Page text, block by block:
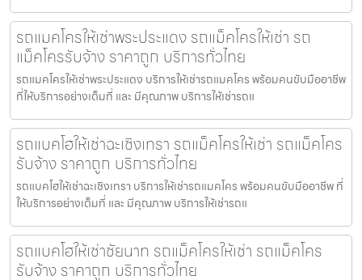
รถแมคโครให้เช่าพระประแดง รถแม็คโครให้เช่า รถ
แม็คโครรับจ้าง ราคาถูก บริการทั่วไทย
รถแมคโครให้เช่าพระประแดง บริการให้เช่ารถแมคโคร พร้อมคนขับมืออาชีพ
ที่ให้บริการอย่างเต็มที่ และ มีคุณภาพ บริการให้เช่ารถแ
รถแบคโฮให้เช่าฉะเชิงเทรา รถแม็คโครให้เช่า รถแม็คโคร
รับจ้าง ราคาถูก บริการทั่วไทย
รถแบคโฮให้เช่าฉะเชิงเทรา บริการให้เช่ารถแมคโคร พร้อมคนขับมืออาชีพ ที่
ให้บริการอย่างเต็มที่ และ มีคุณภาพ บริการให้เช่ารถแ
รถแบคโฮให้เช่าชัยนาท รถแม็คโครให้เช่า รถแม็คโคร
รับจ้าง ราคาถูก บริการทั่วไทย